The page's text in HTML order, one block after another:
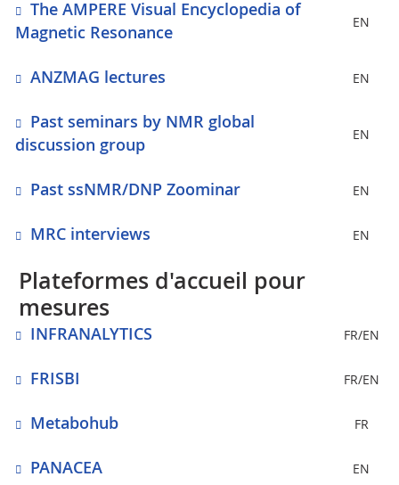
The AMPERE Visual Encyclopedia of
Magnetic Resonance
EN
ANZMAG lectures EN
Past seminars by NMR global
discussion group
EN
Past ssNMR/DNP Zoominar EN
MRC interviews EN
Plateformes d'accueil pour
mesures
INFRANALYTICS FR/EN
FRISBI FR/EN
Metabohub FR
PANACEA EN